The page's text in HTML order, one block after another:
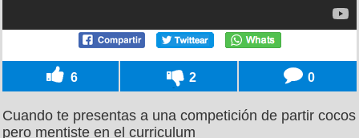
6 2 0
Cuando te presentas a una competición de partir cocos
pero mentiste en el curriculum